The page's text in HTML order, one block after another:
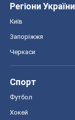
Регіони України
Київ
Запоріжжя
Черкаси
Спорт
Футбол
Хокей